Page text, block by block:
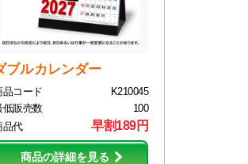
ブルカレンダー
品コード
K210045
低販売数
100
品代
早割189円
商品の詳細を見る